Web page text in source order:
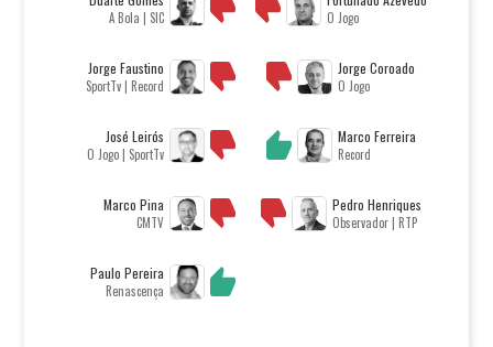
A Bola | SIC O Jogo
Jorge Faustino
SportTv | Record
Jorge Coroado
O Jogo
José Leirós
O Jogo | SportTv
Marco Ferreira
Record
Marco Pina
CMTV
Pedro Henriques
Observador | RTP
Paulo Pereira
Renascença